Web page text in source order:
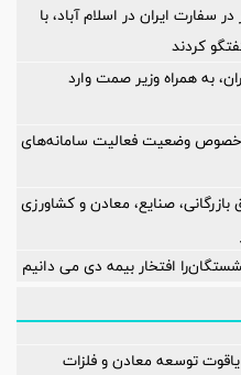
سفارت ایران در اسلام آباد، با
كردند
به همراه وزیر صمت وارد
وضعیت فعالیت سامانه‌های
صنایع، معادن و کشاورزی
افتخار بیمه دی می دانیم
توسعه معادن و فلزات